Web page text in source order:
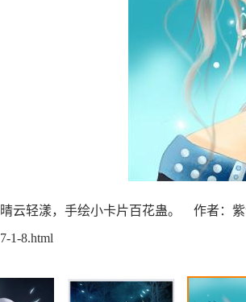
晴云轻漾，手绘小卡片百花蛊。 作者：紫
7-1-8.html